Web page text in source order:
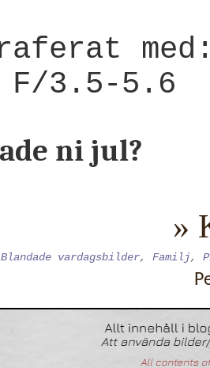
F/3.5-5.6
ni jul?
»
Blandade vardagsbilder, Familj,